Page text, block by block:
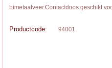
bimetaalveer.Contactdoos geschikt
Productcode: 94001